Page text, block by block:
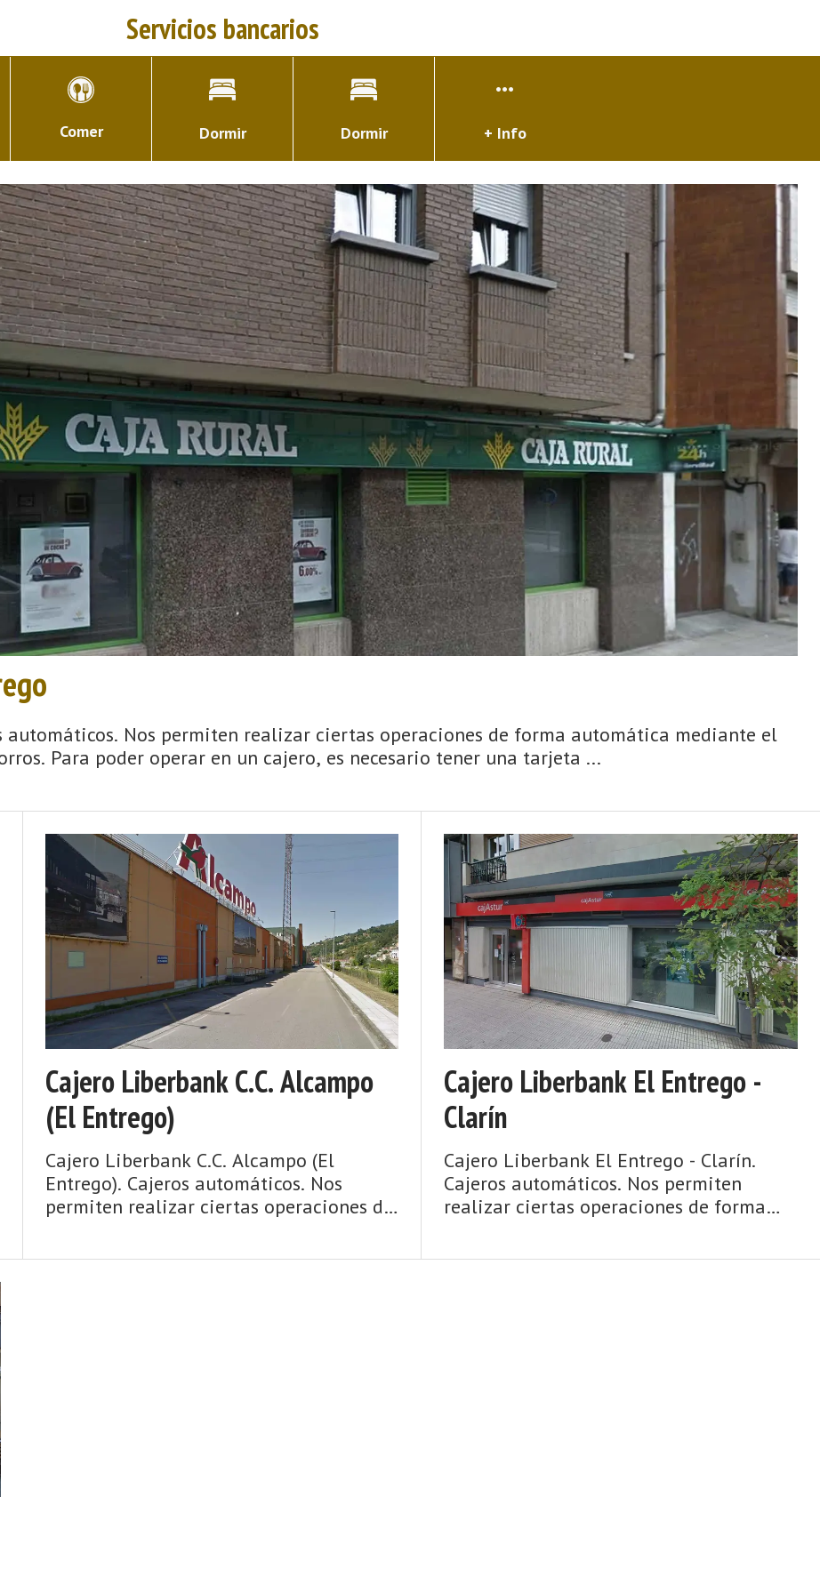
Servicios bancarios
Comer Dormir Dormir + Info
automáticos. Nos permiten realizar ciertas operaciones de forma automática mediante el
Para poder operar en un cajero, es necesario tener una tarjeta ...
Cajero Liberbank C.C. Alcampo
(El Entrego)
Cajero Liberbank C.C. Alcampo (El
Entrego). Cajeros automáticos. Nos
permiten realizar ciertas operaciones de
Cajero Liberbank El Entrego -
Clarín
Cajero Liberbank El Entrego - Clarín.
Cajeros automáticos. Nos permiten
realizar ciertas operaciones de forma
tarjeta o de una libreta de ahorros. Para